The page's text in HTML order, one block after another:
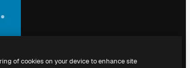
of cookies on your device to enhance site